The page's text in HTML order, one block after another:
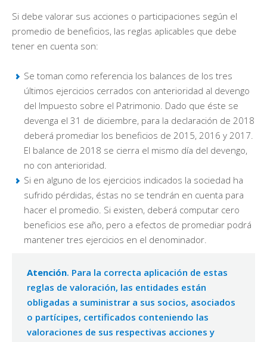
Si debe valorar sus acciones o participaciones según el
promedio de beneficios, las reglas aplicables que debe
tener en cuenta son:
Se toman como referencia los balances de los tres
últimos ejercicios cerrados con anterioridad al devengo
del Impuesto sobre el Patrimonio. Dado que éste se
devenga el 31 de diciembre, para la declaración de 2018
deberá promediar los beneficios de 2015, 2016 y 2017.
El balance de 2018 se cierra el mismo día del devengo,
no con anterioridad.
Si en alguno de los ejercicios indicados la sociedad ha
sufrido pérdidas, éstas no se tendrán en cuenta para
hacer el promedio. Si existen, deberá computar cero
beneficios ese año, pero a efectos de promediar podrá
mantener tres ejercicios en el denominador.
Atención. Para la correcta aplicación de estas
reglas de valoración, las entidades están
obligadas a suministrar a sus socios, asociados
o partícipes, certificados conteniendo las
valoraciones de sus respectivas acciones y